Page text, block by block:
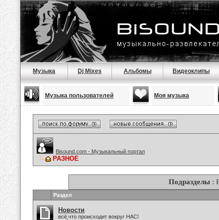
Музыка Dj Mixes Альбомы Видеоклипы
Музыка пользователей Моя музыка
Bisound.com - Музыкальный портал
РАЗНОЕ
Подразделы :
Раздел
Новости
всё,что происходит вокруг НАС!